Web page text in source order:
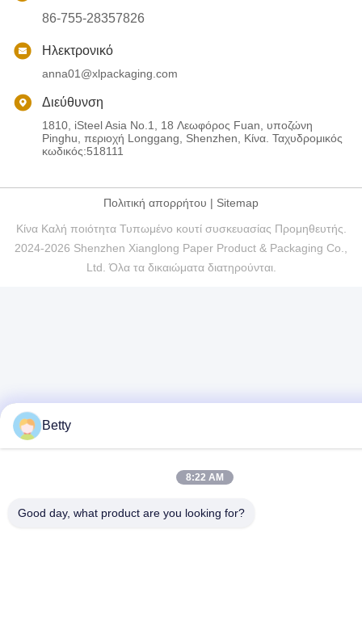
86-755-28357826
Ηλεκτρονικό
anna01@xlpackaging.com
Διεύθυνση
1810, iSteel Asia No.1, 18 Λεωφόρος Fuan, υποζώνη
Pinghu, περιοχή Longgang, Shenzhen, Κίνα. Ταχυδρομικός
κωδικός:518111
Πολιτική απορρήτου | Sitemap
Κίνα Καλή ποιότητα Τυπωμένο κουτί συσκευασίας Προμηθευτής.
2024-2026 Shenzhen Xianglong Paper Product & Packaging Co.,
Ltd. Όλα τα δικαιώματα διατηρούνται.
Betty
8:22 AM
Good day, what product are you looking for?